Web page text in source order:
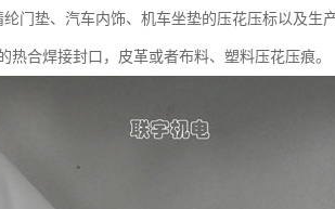
门垫、汽车内饰、机车坐垫的压花压标以及生
热合焊接封口，皮革或者布料、塑料压花压痕。